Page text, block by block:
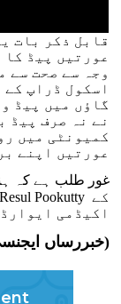
قابل ذکر بات
عورتیں پیڈ
وجہ سے صحت سے
اسکول ڈراپ
گاؤں میں پیڈ
نے نہ صرف پیڈ
کمیونٹی میں
عورتیں اپنے
اکیڈمی
(خبررساں ایجنسی پی ٹی آئی کے ان پٹ کے ساتھ)